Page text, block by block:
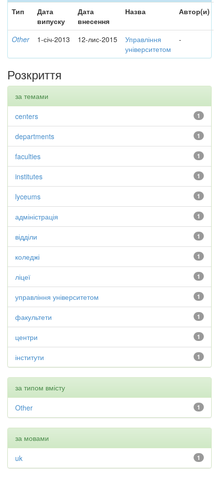
Тип
Дата
випуску
Дата
внесення
Назва Автор(и)
Other 1-січ-2013 12-лис-2015
Управління
університетом
-
Розкриття
за темами
1
centers
1
departments
1
faculties
1
institutes
1
lyceums
1
адміністрація
1
відділи
1
коледжі
1
ліцеї
1
управління університетом
1
факультети
1
центри
1
інститути
за типом вмісту
1
Other
за мовами
1
uk